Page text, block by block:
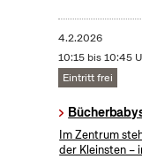
4.2.2026
10:15 bis 10:45
Eintritt frei
Im Zentrum
der Kleinsten –